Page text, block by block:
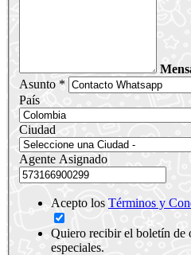
Asunto *
País
Ciudad
Agente Asignado
Acepto los Términos y
Quiero recibir el boletín de
especiales.